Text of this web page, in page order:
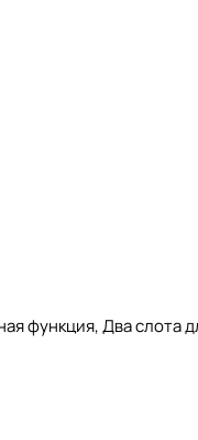
функция, Два слота